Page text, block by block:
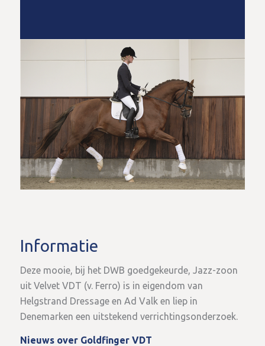
Informatie
Deze mooie, bij het DWB goedgekeurde, Jazz-zoon
uit Velvet VDT (v. Ferro) is in eigendom van
Helgstrand Dressage en Ad Valk en liep in
Denemarken een uitstekend verrichtingsonderzoek.
Nieuws over Goldfinger VDT